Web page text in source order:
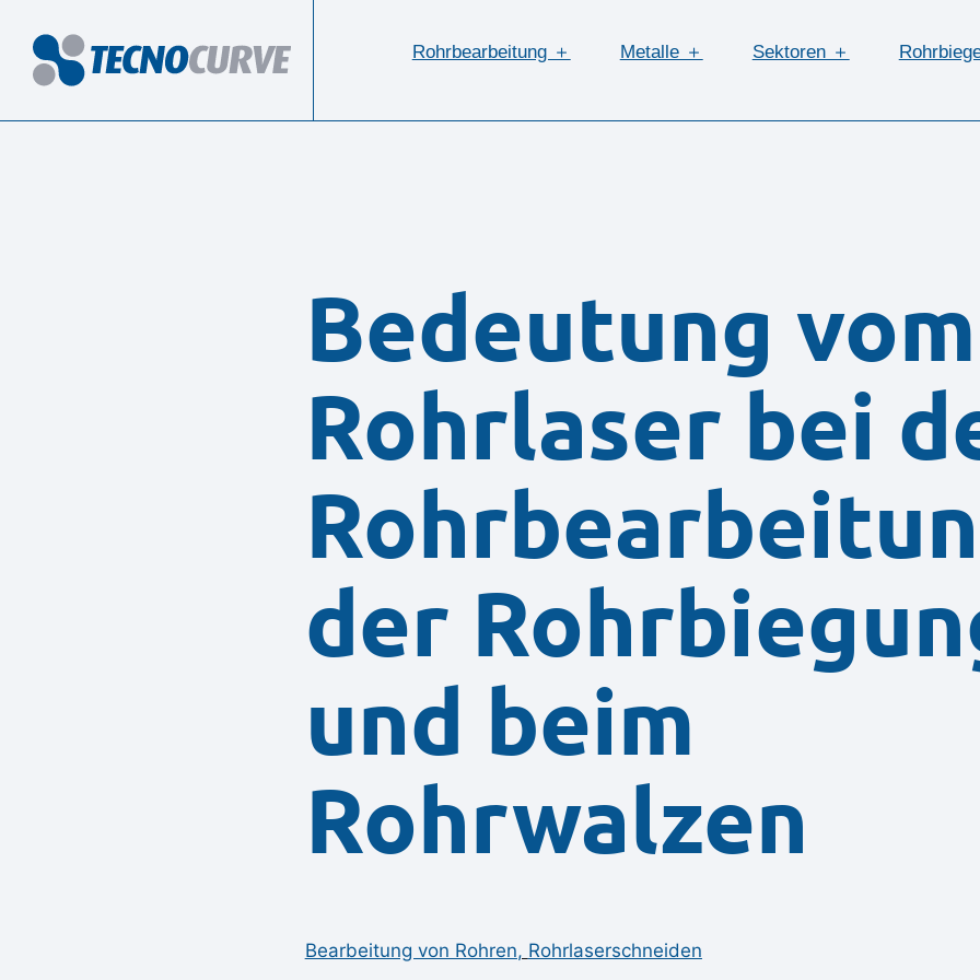
Rohrbearbeitung ＋ Metalle ＋ Sektoren ＋
Bedeutung vom
Rohrlaser bei
der
und beim
Rohrwalzen
Bearbeitung von Rohren, Rohrlaserschneiden